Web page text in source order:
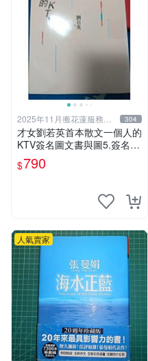
2025年11月搬花蓮服務照
常
304
才女劉若英首本散文一個人的
KTV簽名圖文書與圖5.簽名圖
文書 我想跟你走無註紀等 頗
新 分售各790$
$790
人氣賣家